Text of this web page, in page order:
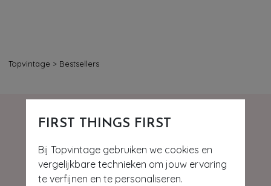
FIRST THINGS FIRST
Bij Topvintage gebruiken we cookies en
vergelijkbare technieken om jouw ervaring
te verfijnen en te personaliseren.
Topvintage > Bestsellers
Hey gorgeous